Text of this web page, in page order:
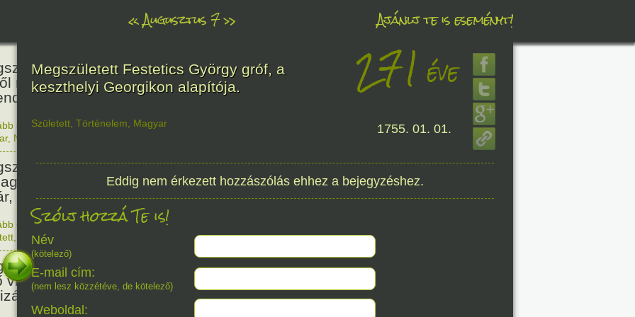
«Augusztus 7» Ajánlj te is eseményt!
Báthori Erzsébet,
rémséges és kegyetlen
éltek.
466
olvasom|Nincs hozzászólás, szólj hozzá!
, Nő
Kondor Gusztáv
matematikus, egyetemi
akadémikus.
201éve
olvasom| Nincs hozzászólás, szólj hozzá!
Technika 1825. 08. 07.
Mata Hari, a híres
világháborús táncosnő,
és kém.
150éve
Megszületett Festetics György gróf, a
keszthelyi Georgikon alapítója.
271 éve
Született Történelem Magyar 1755. 01. 01.
Eddig nem érkezett hozzászólás ehhez a bejegyzéshez.
Szólj hozzá Te is!
Név
(kötelező)
E-mail cím:
(nem lesz közzétéve, de kötelező)
Weboldal: